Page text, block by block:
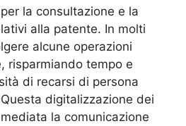
la consultazione e la
alla patente. In molti
alcune operazioni
risparmiando tempo e
di recarsi di persona
digitalizzazione dei
la comunicazione